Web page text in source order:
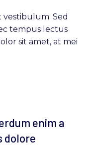
Sed
tempus lectus
sit amet, at mei
enim a
dolore